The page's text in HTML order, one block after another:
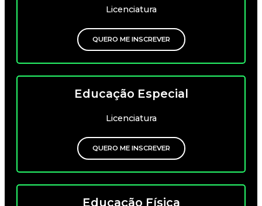
Licenciatura
QUERO ME INSCREVER
Educação Especial
Licenciatura
QUERO ME INSCREVER
Educação Física